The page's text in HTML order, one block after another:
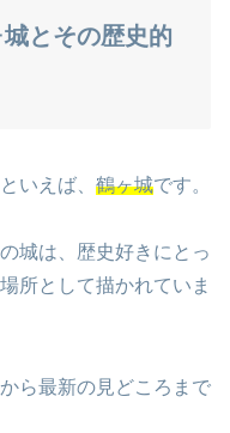
とその歴史的
いえば、 鶴ヶ城です。
城は、歴史好きにとっ
所として描かれていま
ら最新の見どころまで